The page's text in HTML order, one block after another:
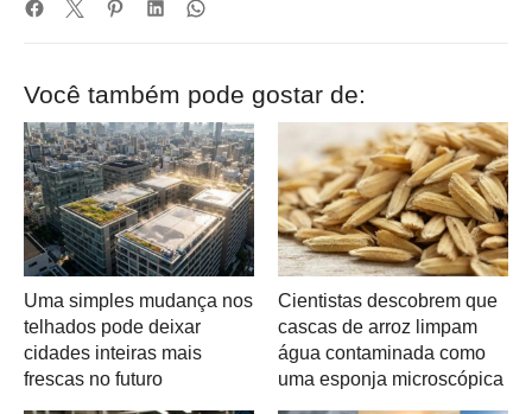
Você também pode gostar de:
Uma simples mudança nos
telhados pode deixar
cidades inteiras mais
frescas no futuro
Cientistas descobrem que
cascas de arroz limpam
água contaminada como
uma esponja microscópica